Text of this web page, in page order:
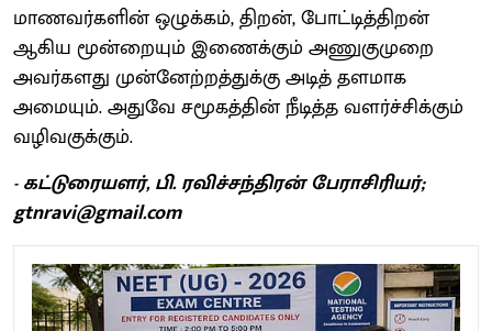
மாணவர்களின் ஒழுக்கம், திறன், போட்டித்திறன்
ஆகிய மூன்றையும் இணைக்கும் அணுகுமுறை
அவர்களது முன்னேற்றத்துக்கு அடித் தளமாக
அமையும். அதுவே சமூகத்தின் நீடித்த வளர்ச்சிக்கும்
வழிவகுக்கும்.
- கட்டுரையளர், பி. ரவிச்சந்திரன் பேராசிரியர்;
gtnravi@gmail.com